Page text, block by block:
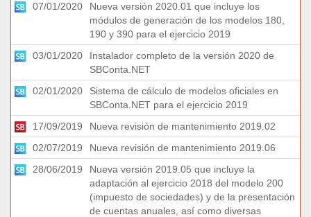
07/01/2020
Nueva versión 2020.01 que incluye los
módulos de generación de los modelos 180,
190 y 390 para el ejercicio 2019
03/01/2020
Instalador completo de la versión 2020 de
SBConta.NET
02/01/2020
Sistema de cálculo de modelos oficiales en
SBConta.NET para el ejercicio 2019
17/09/2019
Nueva revisión de mantenimiento 2019.02
02/07/2019
Nueva revisión de mantenimiento 2019.06
28/06/2019
Nueva versión 2019.05 que incluye la
adaptación al ejercicio 2018 del modelo 200
(impuesto de sociedades) y de la presentación
de cuentas anuales, así como diversas